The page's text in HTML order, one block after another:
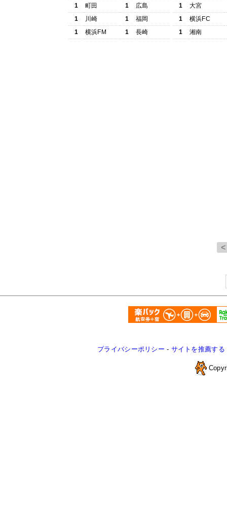
1
町田 1
広島
1
川崎 1
福岡
1
横浜FM 1 長崎
1
大宮
1
横浜FC
1
湘南
プライバシーポリシー - サイトを推薦する